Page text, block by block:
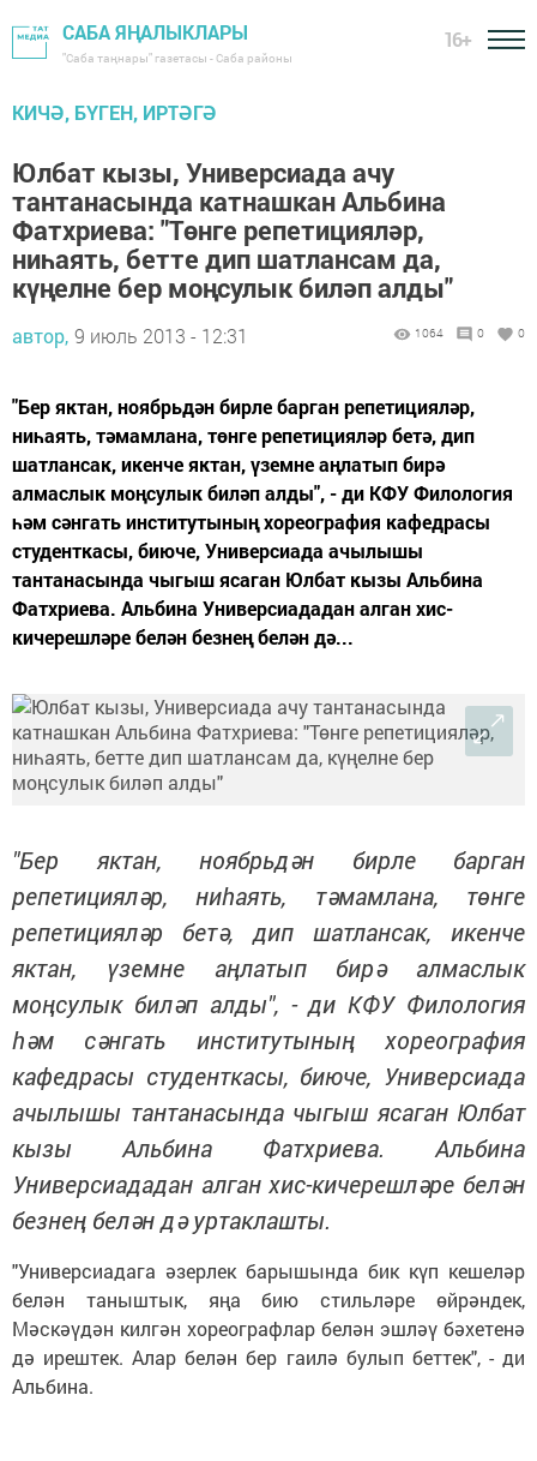
САБА ЯҢАЛЫКЛАРЫ
"Саба таңнары" газетасы - Саба районы
16+
КИЧӘ, БҮГЕН, ИРТӘГӘ
Юлбат кызы, Универсиада ачу
тантанасында катнашкан Альбина
Фатхриева: "Төнге репетицияләр,
ниһаять, бетте дип шатлансам да,
күңелне бер моңсулык биләп алды"
автор, 9 июль 2013 - 12:31 1064 0 0
"Бер яктан, ноябрьдән бирле барган репетицияләр,
ниһаять, тәмамлана, төнге репетицияләр бетә, дип
шатлансак, икенче яктан, үземне аңлатып бирә
алмаслык моңсулык биләп алды", - ди КФУ Филология
һәм сәнгать институтының хореография кафедрасы
студенткасы, биюче, Универсиада ачылышы
тантанасында чыгыш ясаган Юлбат кызы Альбина
Фатхриева. Альбина Универсиададан алган хис-
кичерешләре белән безнең белән дә...
"Бер яктан, ноябрьдән бирле барган
репетицияләр, ниһаять, тәмамлана, төнге
репетицияләр бетә, дип шатлансак, икенче
яктан, үземне аңлатып бирә алмаслык
моңсулык биләп алды", - ди КФУ Филология
һәм сәнгать институтының хореография
кафедрасы студенткасы, биюче, Универсиада
ачылышы тантанасында чыгыш ясаган Юлбат
кызы Альбина Фатхриева. Альбина
Универсиададан алган хис-кичерешләре белән
безнең белән дә уртаклашты.
"Универсиадага әзерлек барышында бик күп кешеләр
белән таныштык, яңа бию стильләре өйрәндек,
Мәскәүдән килгән хореографлар белән эшләү бәхетенә
дә ирештек. Алар белән бер гаилә булып беттек", - ди
Альбина.